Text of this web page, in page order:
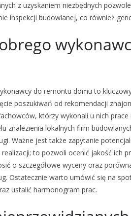
z uzyskaniem niezbędnych
inspekcji budowlanej, co również
do remontu domu to
poszukiwań od rekomendacji
którzy wykonali u nich
znalezienia lokalnych firm
Ważne jest także zapytanie
to pozwoli ocenić jakość ich
o szczegółowe wyceny oraz
Ostatecznie warto umówić się na
ustalić harmonogram prac.